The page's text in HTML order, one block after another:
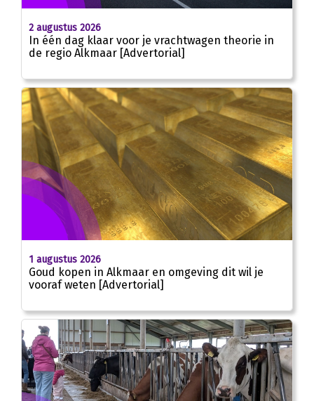
2 augustus 2026
In één dag klaar voor je vrachtwagen theorie in
de regio Alkmaar [Advertorial]
1 augustus 2026
Goud kopen in Alkmaar en omgeving dit wil je
vooraf weten [Advertorial]